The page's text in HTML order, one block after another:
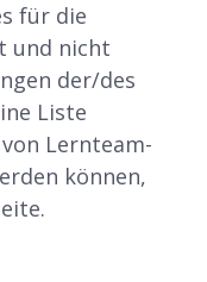
für die
und nicht
der/des
Liste
Lernteam-
können,